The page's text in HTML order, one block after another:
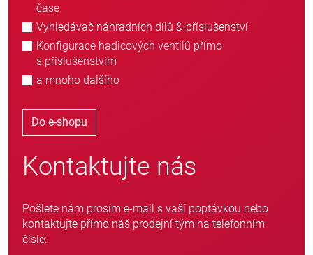
čase
Vyhledávač náhradních dílů & příslušenství
Konfigurace hadicových ventilů přímo
s příslušenstvím
a mnoho dalšího
Do e-shopu
Kontaktujte nás
Pošlete nám prosím e-mail s vaší poptávkou nebo
kontaktujte přímo náš prodejní tým na telefonním
čísle: